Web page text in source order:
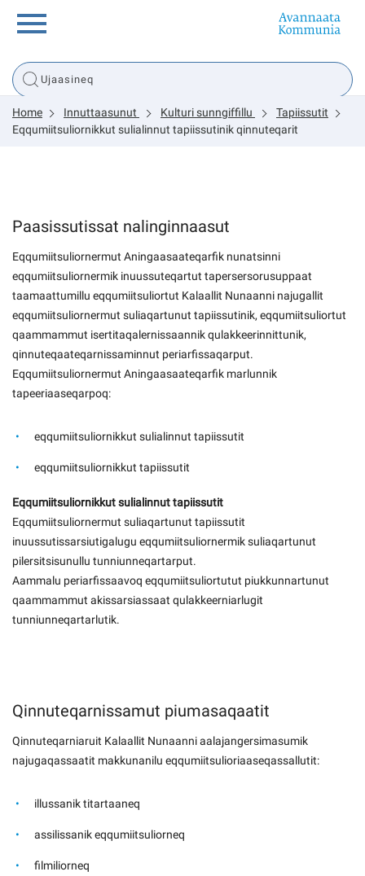
Innuttaasunut
Inuussutissarsiorneq
Tassaarsuaq
sullissivik.gl
Pilersaarutinut isaavik
Kommuni pillugu paasissutissat
Home Innuttaasunut Kulturi sunngiffillu
Tapiissutit
Eqqumiitsuliornikkut sulialinnut tapiissutinik qinnuteqarit
Paasissutissat nalinginnaasut
Eqqumiitsuliornermut Aningaasaateqarfik nunatsinni
eqqumiitsuliornermik inuussuteqartut tapersersorusuppaat
taamaattumillu eqqumiitsuliortut Kalaallit Nunaanni najugallit
eqqumiitsuliornermut suliaqartunut tapiissutinik, eqqumiitsuliortut
qaammammut isertitaqalernissaannik qulakkeerinnittunik,
qinnuteqaateqarnissaminnut periarfissaqarput.
Eqqumiitsuliornermut Aningaasaateqarfik marlunnik
tapeeriaaseqarpoq:
eqqumiitsuliornikkut sulialinnut tapiissutit
eqqumiitsuliornikkut tapiissutit
Eqqumiitsuliornikkut sulialinnut tapiissutit
Eqqumiitsuliornermut suliaqartunut tapiissutit
inuussutissarsiutigalugu eqqumiitsuliornermik suliaqartunut
pilersitsisunullu tunniunneqartarput.
Aammalu periarfissaavoq eqqumiitsuliortutut piukkunnartunut
qaammammut akissarsiassaat qulakkeerniarlugit
tunniunneqartarlutik.
Qinnuteqarnissamut piumasaqaatit
Qinnuteqarniaruit Kalaallit Nunaanni aalajangersimasumik
najugaqassaatit makkunanilu eqqumiitsulioriaaseqassallutit:
illussanik titartaaneq
assilissanik eqqumiitsuliorneq
filmiliorneq